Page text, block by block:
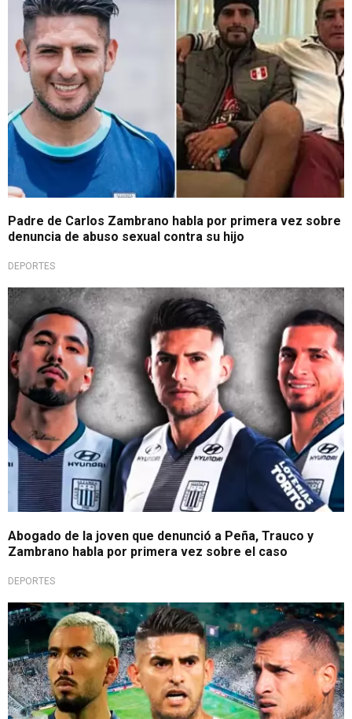
Padre de Carlos Zambrano habla por primera vez sobre
denuncia de abuso sexual contra su hijo
DEPORTES
Caso en investigación
Abogado de la joven que denunció a Peña, Trauco y
Zambrano habla por primera vez sobre el caso
DEPORTES
Firme postura